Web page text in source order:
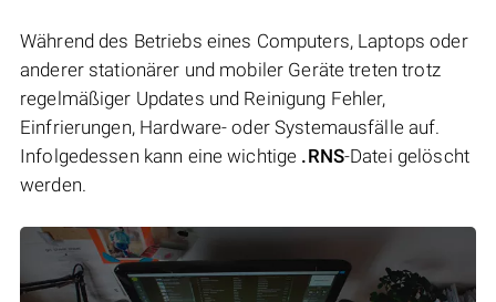
Während des Betriebs eines Computers, Laptops oder
anderer stationärer und mobiler Geräte treten trotz
regelmäßiger Updates und Reinigung Fehler,
Einfrierungen, Hardware- oder Systemausfälle auf.
Infolgedessen kann eine wichtige .RNS-Datei gelöscht
werden.